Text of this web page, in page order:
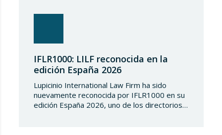
IFLR1000: LILF reconocida en la
edición España 2026
Lupicinio International Law Firm ha sido
nuevamente reconocida por IFLR1000 en su
edición España 2026, uno de los directorios